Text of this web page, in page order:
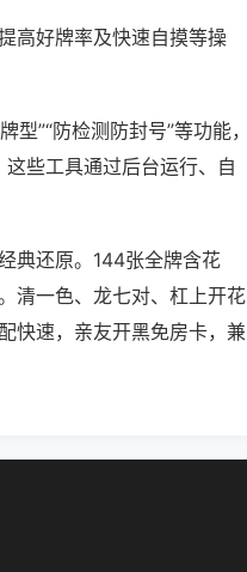
高好牌率及快速自摸等操
”“防检测防封号”等功能，
这些工具通过后台运行、自
典还原。144张全牌含花
清一色、龙七对、杠上开花
快速，亲友开黑免房卡，兼